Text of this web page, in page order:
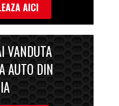
AICI
VANDUTA
AUTO DIN